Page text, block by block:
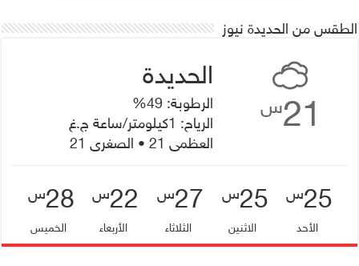
الطقس من الحديدة نيوز
21س
الرطوبة: 49%
الرياح: 1كيلومتر/ساعة ج.غ
العظمى 21 • الصغرى 21
25س
الأحد
25س
الاثنين
27س
الثلاثاء
22س
الأربعاء
28س
الخميس